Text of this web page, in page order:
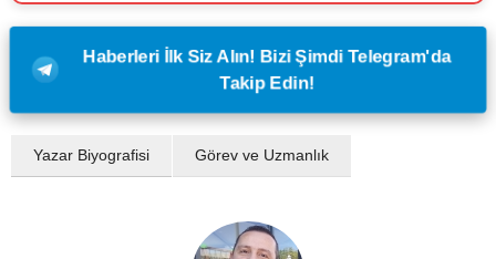
Haberleri İlk Siz Alın! Bizi Şimdi Telegram'da
Takip Edin!
Yazar Biyografisi Görev ve Uzmanlık